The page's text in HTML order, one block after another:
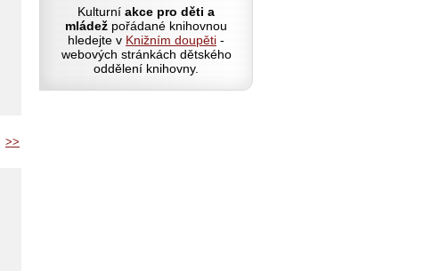
>>
Kulturní akce pro děti a
mládež pořádané knihovnou
hledejte v Knižním doupěti -
webových stránkách dětského
oddělení knihovny.